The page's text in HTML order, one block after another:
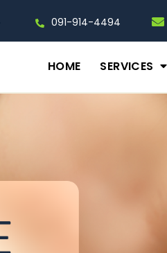
091-914-4494
HOME SERVICES